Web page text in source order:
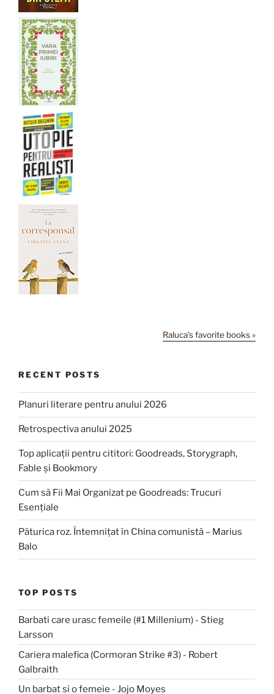
Raluca's favorite books »
RECENT POSTS
Planuri literare pentru anului 2026
Retrospectiva anului 2025
Top aplicații pentru cititori: Goodreads, Storygraph,
Fable și Bookmory
Cum să Fii Mai Organizat pe Goodreads: Trucuri
Esențiale
Păturica roz. Întemnițat în China comunistă – Marius
Balo
TOP POSTS
Barbati care urasc femeile (#1 Millenium) - Stieg
Larsson
Cariera malefica (Cormoran Strike #3) - Robert
Galbraith
Un barbat si o femeie - Jojo Moyes